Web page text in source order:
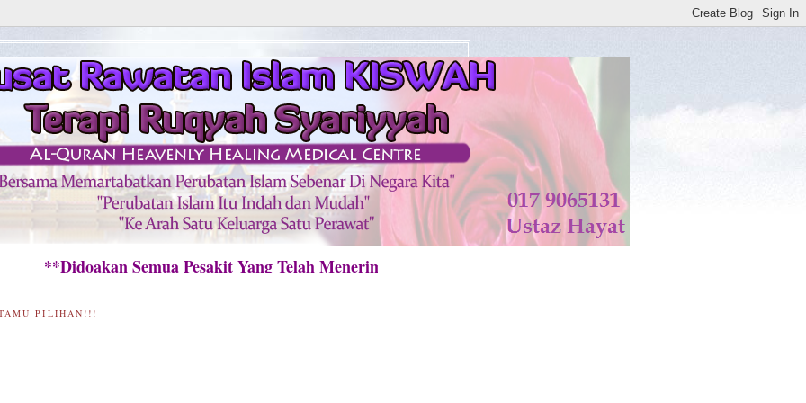
Semua Pesakit Yang Telah Menerima Rawatan di KISWAH DISEMBUHKAN ALLAH TAALA. AMIN**
PILIHAN!!!